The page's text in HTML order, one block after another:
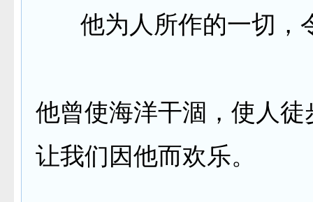
他为人所作的一切，
他曾使海洋干涸，使人徒
让我们因他而欢乐。